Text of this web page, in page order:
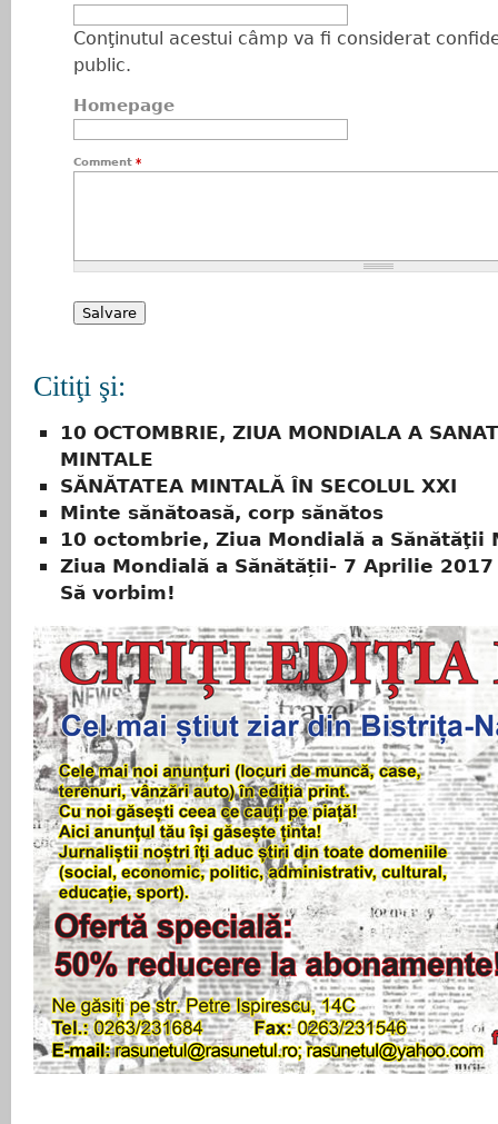
Conţinutul acestui câmp va fi considerat
public.
Homepage
Comment *
Citiţi şi:
10 OCTOMBRIE, ZIUA MONDIALA A
MINTALE
SĂNĂTATEA MINTALĂ ÎN SECOLUL XXI
Minte sănătoasă, corp sănătos
10 octombrie, Ziua Mondială a Sănătăţii
Ziua Mondială a Sănătății- 7 Aprilie 2017
Să vorbim!